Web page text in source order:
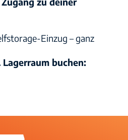
Einzug – ganz
buchen: